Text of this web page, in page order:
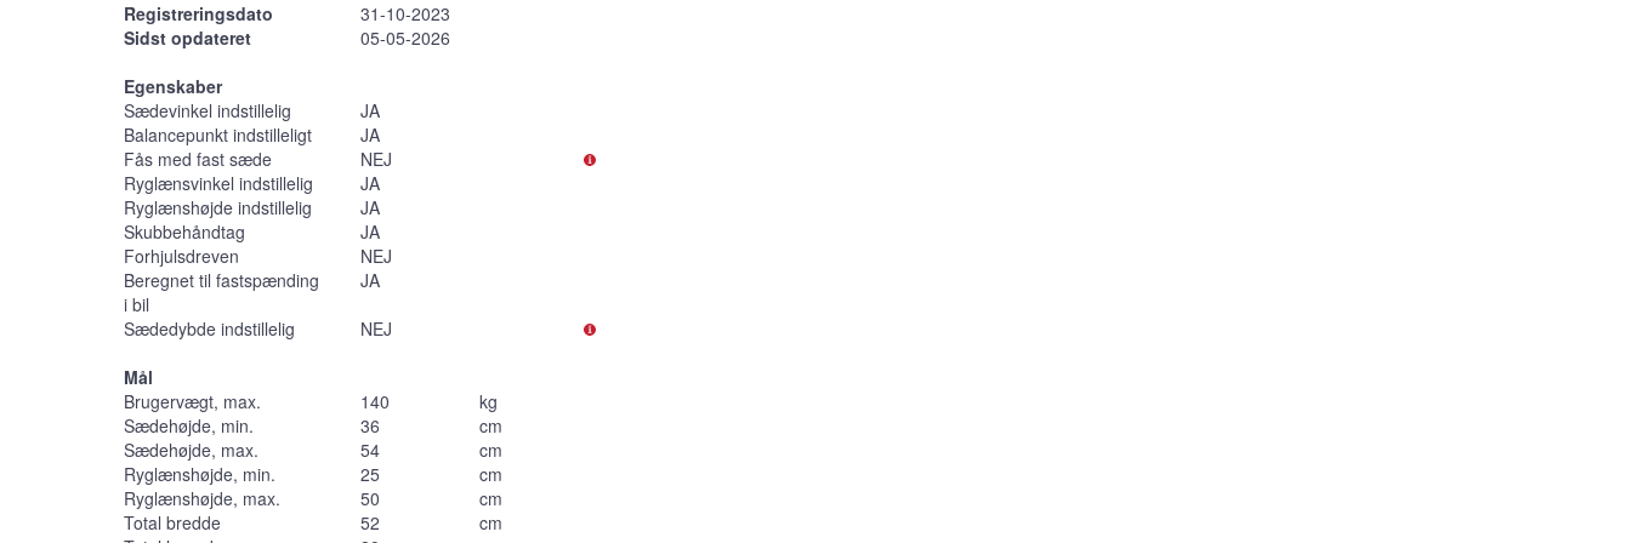
Registreringsdato
31-10-2023
Sidst opdateret
05-05-2026
Egenskaber
Sædevinkel indstillelig
JA
Balancepunkt indstilleligt
JA
Fås med fast sæde
NEJ
Ryglænsvinkel indstillelig
JA
Ryglænshøjde indstillelig
JA
Skubbehåndtag
JA
Forhjulsdreven
NEJ
Beregnet til fastspænding
i bil
JA
Sædedybde indstillelig
NEJ
Mål
Brugervægt, max.
140
kg
Sædehøjde, min.
36
cm
Sædehøjde, max.
54
cm
Ryglænshøjde, min.
25
cm
Ryglænshøjde, max.
50
cm
Total bredde
52
cm